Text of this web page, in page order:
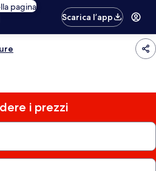
pagina
Scarica l’app
i prezzi